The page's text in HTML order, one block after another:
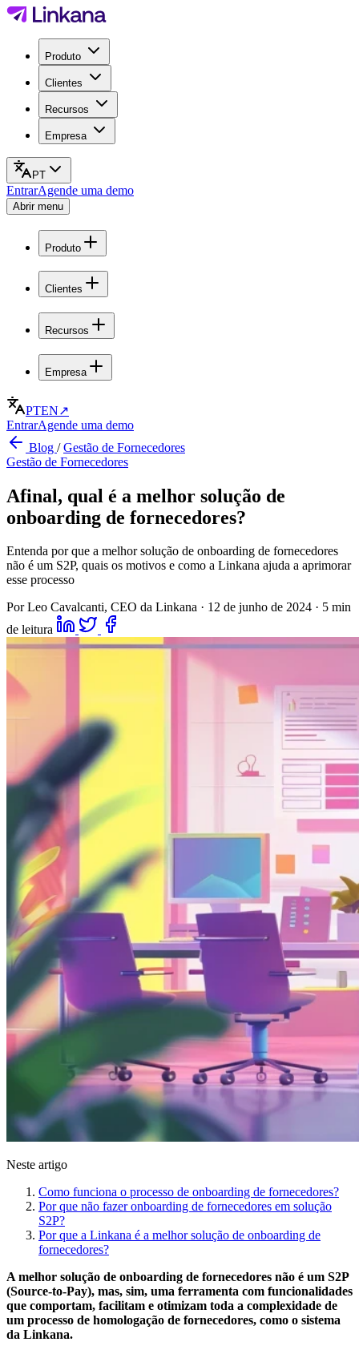
Produto
Clientes
Recursos
Empresa
PT
EntrarAgende uma demo
Abrir menu
Produto
Clientes
Recursos
Empresa
PTEN↗
EntrarAgende uma demo
Blog /Gestão de Fornecedores
Gestão de Fornecedores
Afinal, qual é a melhor solução de
onboarding de fornecedores?
Entenda por que a melhor solução de onboarding de fornecedores
não é um S2P, quais os motivos e como a Linkana ajuda a aprimorar
esse processo
Por Leo Cavalcanti, CEO da Linkana · 12 de junho de 2024 · 5 min
de leitura
Neste artigo
Como funciona o processo de onboarding de fornecedores?
Por que não fazer onboarding de fornecedores em solução
S2P?
Por que a Linkana é a melhor solução de onboarding de
fornecedores?
A melhor solução de onboarding de fornecedores não é um S2P
(Source-to-Pay), mas, sim, uma ferramenta com funcionalidades
que comportam, facilitam e otimizam toda a complexidade de
um processo de homologação de fornecedores, como o sistema
da Linkana.